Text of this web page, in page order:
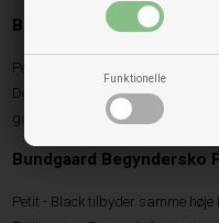
Funktionelle
Bundgaard Begyndersko
Petit - Brown er en klassisk
Den tidløse farve gør modellen
garderobe.
Bundgaard Begyndersko
Petit - Black tilbyder samme